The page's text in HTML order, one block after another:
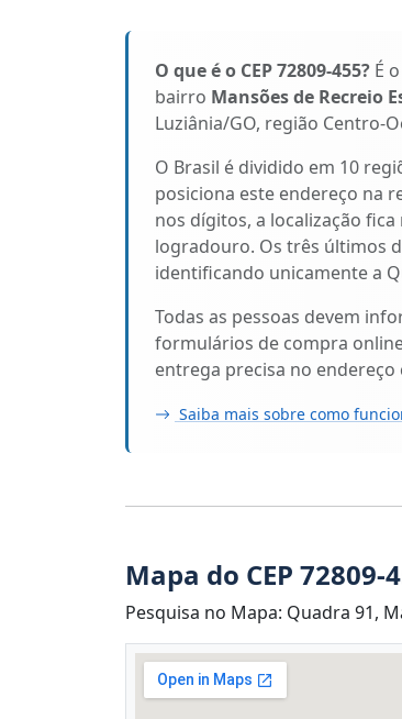
O que é o CEP 72809-455? É
bairro Mansões de Recreio
Luziânia/GO, região Centro-
O Brasil é dividido em 10
posiciona este endereço na
nos dígitos, a localização
logradouro. Os três últimos
identificando unicamente a
Todas as pessoas devem
formulários de compra
entrega precisa no endereço
Saiba mais sobre como
Mapa do CEP 72809-
Pesquisa no Mapa: Quadra 91,